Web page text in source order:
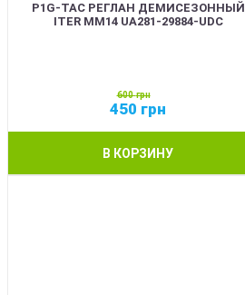
P1G-TAC РЕГЛАН ДЕМИСЕЗОННЫЙ
ITER ММ14 UA281-29884-UDC
600грн
450 грн
В КОРЗИНУ